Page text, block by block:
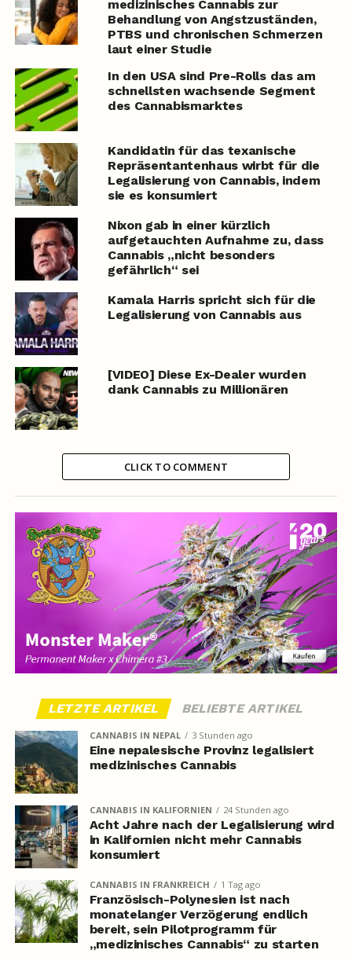
medizinisches Cannabis zur
Behandlung von Angstzuständen,
PTBS und chronischen Schmerzen
laut einer Studie
In den USA sind Pre-Rolls das am
schnellsten wachsende Segment
des Cannabismarktes
Kandidatin für das texanische
Repräsentantenhaus wirbt für die
Legalisierung von Cannabis, indem
sie es konsumiert
Nixon gab in einer kürzlich
aufgetauchten Aufnahme zu, dass
Cannabis „nicht besonders
gefährlich“ sei
Kamala Harris spricht sich für die
Legalisierung von Cannabis aus
[VIDEO] Diese Ex-Dealer wurden
dank Cannabis zu Millionären
CLICK TO COMMENT
LETZTE ARTIKEL BELIEBTE ARTIKEL
CANNABIS IN NEPAL 3 Stunden ago
Eine nepalesische Provinz legalisiert
medizinisches Cannabis
CANNABIS IN KALIFORNIEN 24 Stunden ago
Acht Jahre nach der Legalisierung wird
in Kalifornien nicht mehr Cannabis
konsumiert
CANNABIS IN FRANKREICH 1 Tag ago
Französisch-Polynesien ist nach
monatelanger Verzögerung endlich
bereit, sein Pilotprogramm für
„medizinisches Cannabis“ zu starten